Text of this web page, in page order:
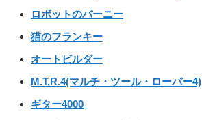
ロボットのバーニー
猫のフランキー
オートビルダー
M.T.R.4(マルチ・ツール・ローバー4)
ギター4000